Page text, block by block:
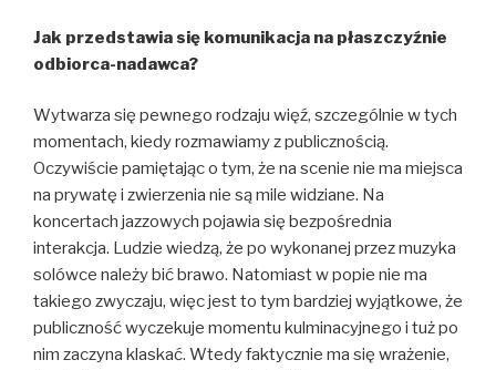
Jak przedstawia się komunikacja na płaszczyźnie
odbiorca-nadawca?
Wytwarza się pewnego rodzaju więź, szczególnie w tych
momentach, kiedy rozmawiamy z publicznością.
Oczywiście pamiętając o tym, że na scenie nie ma miejsca
na prywatę i zwierzenia nie są mile widziane. Na
koncertach jazzowych pojawia się bezpośrednia
interakcja. Ludzie wiedzą, że po wykonanej przez muzyka
solówce należy bić brawo. Natomiast w popie nie ma
takiego zwyczaju, więc jest to tym bardziej wyjątkowe, że
publiczność wyczekuje momentu kulminacyjnego i tuż po
nim zaczyna klaskać. Wtedy faktycznie ma się wrażenie,